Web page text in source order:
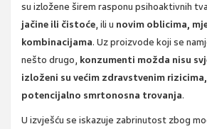
su izložene širem rasponu psihoaktivnih
jačine ili čistoće, ili u novim oblicima,
kombinacijama. Uz proizvode koji se
nešto drugo, konzumenti možda nisu
izloženi su većim zdravstvenim
potencijalno smrtonosna trovanja.
U izvješću se iskazuje zabrinutost zbog